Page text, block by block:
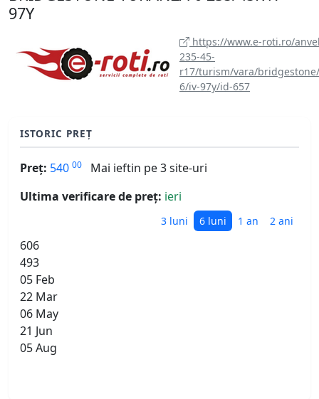
97Y
https://www.e-roti.ro/
235-45-
r17/turism/vara/
6/iv-97y/id-657
ISTORIC PREȚ
Preț: 540 00
Mai ieftin pe 3 site-uri
Ultima verificare de preț: ieri
3 luni 6 luni 1 an 2 ani
606
493
05 Feb
22 Mar
06 May
21 Jun
05 Aug